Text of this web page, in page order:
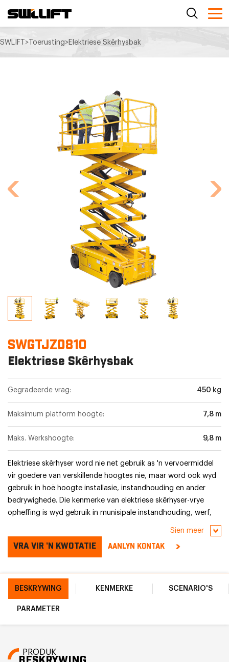
SWLIFT>Toerusting>Elektriese Skêrhysbak
SWGTJZ0810
Elektriese Skêrhysbak
Gegradeerde vrag: 450 kg
Maksimum platform hoogte: 7,8 m
Maks. Werkshoogte: 9,8 m
Elektriese skêrhyser word nie net gebruik as 'n vervoermiddel
vir goedere van verskillende hoogtes nie, maar word ook wyd
gebruik in hoë hoogte installasie, instandhouding en ander
bedrywighede. Die kenmerke van elektriese skêrhyser-vrye
opheffing is wyd gebruik in munisipale instandhouding, werf,
skoonmaak, ens. Dit is geïnstalleer met motoronderstel,
batterymotoronderstel, ens., en kan vry loop, en die
selfaangedrewe, elektriese aansit, selfstandige uitblinkers,
eenvoudige werking, groot werkoppervlak, kan hindernisse
oorkom vir hoë-hoogte-operasies, 360-grade vrye rotasie en
ander voordele.
Sien meer
VRA VIR 'N KWOTATIE AANLYN KONTAK
BESKRYWING KENMERKE SCENARIO'S
PARAMETER
PRODUK